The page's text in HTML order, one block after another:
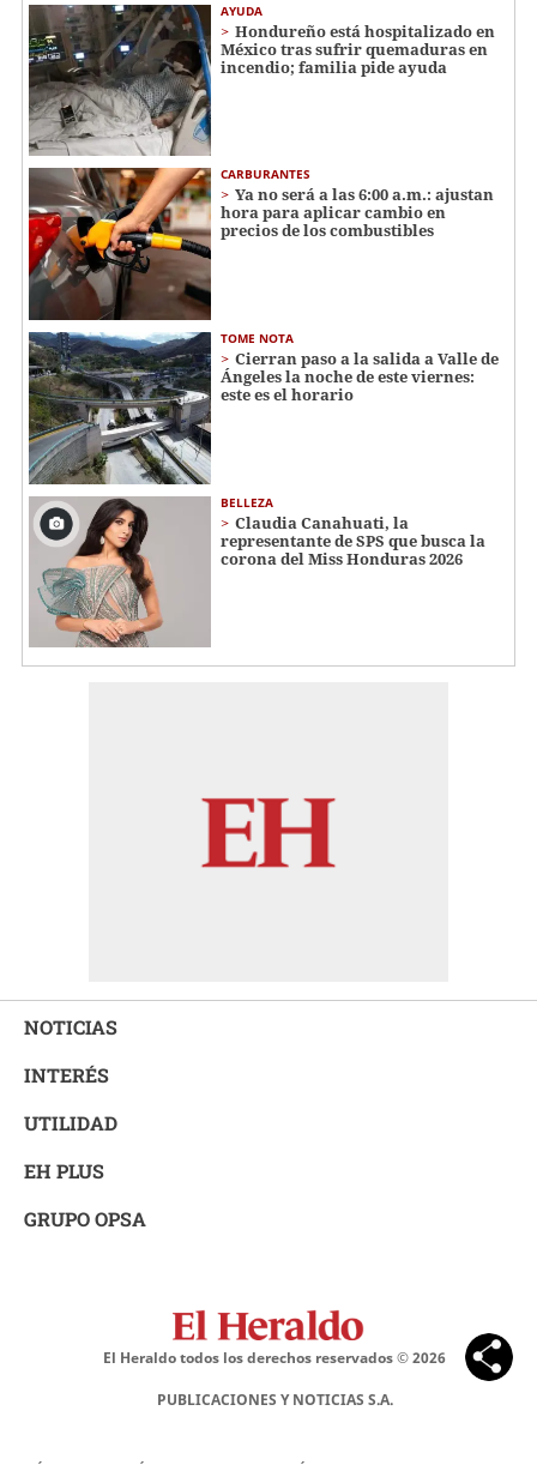
AYUDA
Hondureño está hospitalizado en
México tras sufrir quemaduras en
incendio; familia pide ayuda
CARBURANTES
Ya no será a las 6:00 a.m.: ajustan
hora para aplicar cambio en
precios de los combustibles
TOME NOTA
Cierran paso a la salida a Valle de
Ángeles la noche de este viernes:
este es el horario
BELLEZA
Claudia Canahuati, la
representante de SPS que busca la
corona del Miss Honduras 2026
NOTICIAS
INTERÉS
UTILIDAD
EH PLUS
GRUPO OPSA
El Heraldo todos los derechos reservados ©2026
PUBLICACIONES Y NOTICIAS S.A.